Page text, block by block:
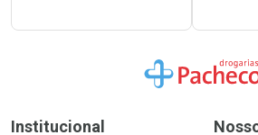
Ir para a Home
Institucional